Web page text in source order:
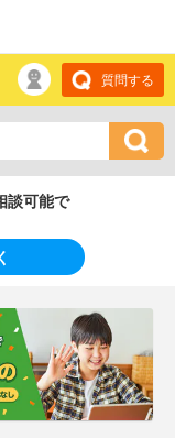
質問する
談可能で